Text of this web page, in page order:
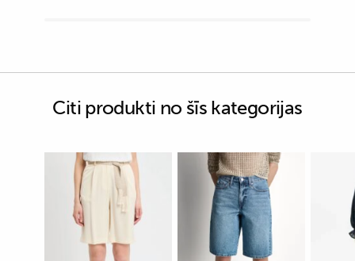
Citi produkti no šīs kategorijas